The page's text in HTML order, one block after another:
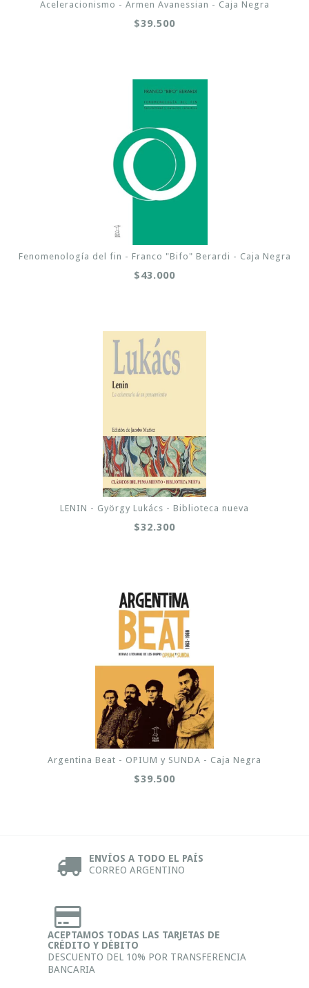
Aceleracionismo - Armen Avanessian - Caja Negra
$39.500
Fenomenología del fin - Franco "Bifo" Berardi - Caja Negra
$43.000
LENIN - György Lukács - Biblioteca nueva
$32.300
Argentina Beat - OPIUM y SUNDA - Caja Negra
$39.500
ENVÍOS A TODO EL PAÍS
CORREO ARGENTINO
ACEPTAMOS TODAS LAS TARJETAS DE
CRÉDITO Y DÉBITO
DESCUENTO DEL 10% POR TRANSFERENCIA
BANCARIA